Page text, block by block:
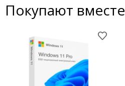
Покупают вместе